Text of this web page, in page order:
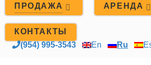
ПРОДАЖА АРЕНДА
КОНТАКТЫ
(954) 995-3543 En Ru